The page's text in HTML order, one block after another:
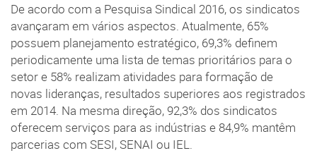
De acordo com a Pesquisa Sindical 2016, os sindicatos
avançaram em vários aspectos. Atualmente, 65%
possuem planejamento estratégico, 69,3% definem
periodicamente uma lista de temas prioritários para o
setor e 58% realizam atividades para formação de
novas lideranças, resultados superiores aos registrados
em 2014. Na mesma direção, 92,3% dos sindicatos
oferecem serviços para as indústrias e 84,9% mantêm
parcerias com SESI, SENAI ou IEL.